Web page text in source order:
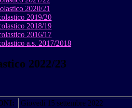
2020/21
2019/20
2018/19
2016/17
a.s. 2017/2018
2022/23
Giovedi 15 settembre 2022